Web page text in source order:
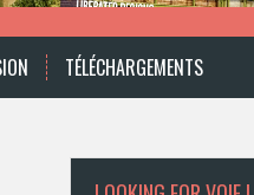
TÉLÉCHARGEMENTS